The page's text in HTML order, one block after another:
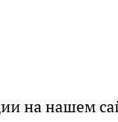
на нашем